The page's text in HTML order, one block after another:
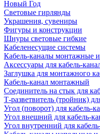
Новый Год
Световые гирлянды
Украшения, сувениры
Фигуры и конструкции
Шнуры световые гибкие
Кабеленесущие системы
Кабель-каналы монтажные и
Аксессуары для кабель-
Заглушка для монтажного
Кабель-канал монтажный
Соединитель на стык для
Т-разветвитель (тройник)
Угол (поворот) для кабель-
Угол внешний для кабель-
Угол внутренний для